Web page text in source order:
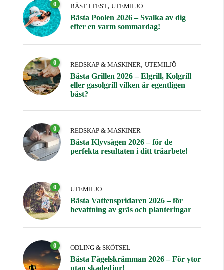
0 BÄST I TEST, UTEMILJÖ
Bästa Poolen 2026 – Svalka av dig
efter en varm sommardag!
0 REDSKAP & MASKINER, UTEMILJÖ
Bästa Grillen 2026 – Elgrill, Kolgrill
eller gasolgrill vilken är egentligen
bäst?
0 REDSKAP & MASKINER
Bästa Klyvsågen 2026 – för de
perfekta resultaten i ditt träarbete!
0 UTEMILJÖ
Bästa Vattenspridaren 2026 – för
bevattning av gräs och planteringar
0 ODLING & SKÖTSEL
Bästa Fågelskrämman 2026 – För ytor
utan skadedjur!